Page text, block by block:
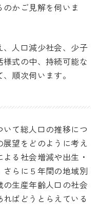
かご見解を伺いま
人口減少社会、少子
式の中、持続可能な
順次伺います。
て総人口の推移につ
望をどのように考え
る社会増減や出生・
らに５年間の地域別
生産年齢人口の社会
ばどうとらえている